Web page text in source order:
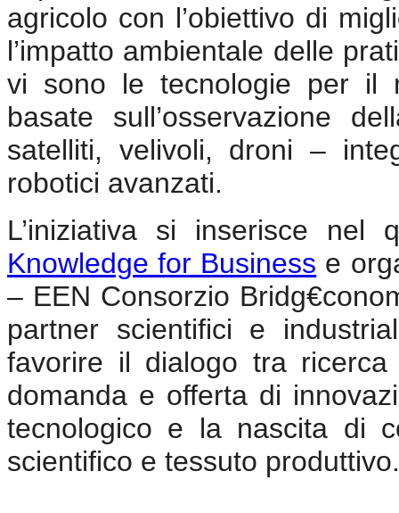
agricolo con l’obiettivo di
l’impatto ambientale delle
vi sono le tecnologie per il
basate sull’osservazione
satelliti, velivoli, droni –
robotici avanzati.
L’iniziativa si inserisce nel
Knowledge for Business e
– EEN Consorzio
partner scientifici e
favorire il dialogo tra ricerca
domanda e offerta di
tecnologico e la nascita di
scientifico e tessuto produttivo.